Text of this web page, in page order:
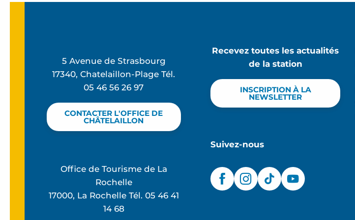
5 Avenue de Strasbourg
17340, Chatelaillon-Plage Tél.
05 46 56 26 97
CONTACTER L'OFFICE DE
CHÂTELAILLON
Office de Tourisme de La
Rochelle
17000, La Rochelle Tél. 05 46 41
14 68
Recevez toutes les actualités
de la station
INSCRIPTION À LA
NEWSLETTER
Suivez-nous